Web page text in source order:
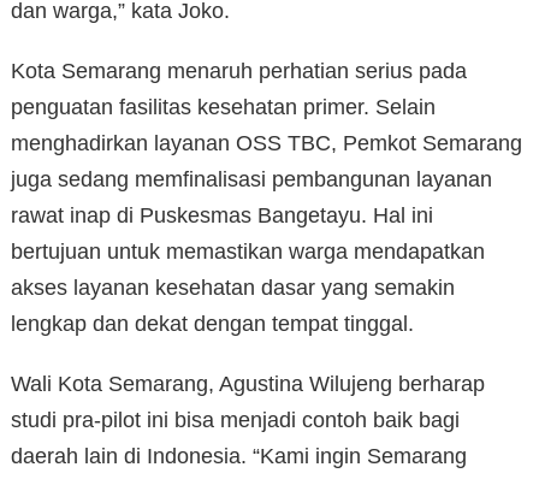
dan warga,” kata Joko.
Kota Semarang menaruh perhatian serius pada
penguatan fasilitas kesehatan primer. Selain
menghadirkan layanan OSS TBC, Pemkot Semarang
juga sedang memfinalisasi pembangunan layanan
rawat inap di Puskesmas Bangetayu. Hal ini
bertujuan untuk memastikan warga mendapatkan
akses layanan kesehatan dasar yang semakin
lengkap dan dekat dengan tempat tinggal.
Wali Kota Semarang, Agustina Wilujeng berharap
studi pra-pilot ini bisa menjadi contoh baik bagi
daerah lain di Indonesia. “Kami ingin Semarang